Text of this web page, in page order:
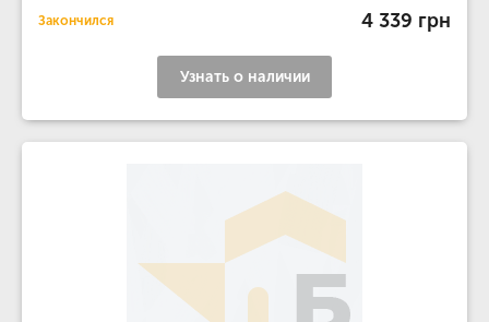
Закончился 4 339 грн
Узнать о наличии